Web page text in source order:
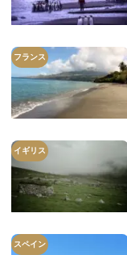
フランス
イギリス
スペイン